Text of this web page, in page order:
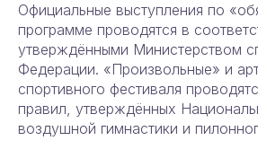
Официальные выступления по
программе проводятся в
утверждёнными Министерством
Федерации. «Произвольные» и
спортивного фестиваля
правил, утверждённых
воздушной гимнастики и